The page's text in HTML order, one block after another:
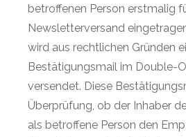
betroffenen Person erstmalig
Newsletterversand
wird aus rechtlichen Gründen
Bestätigungsmail im Double-
versendet. Diese
Überprüfung, ob der Inhaber
als betroffene Person den